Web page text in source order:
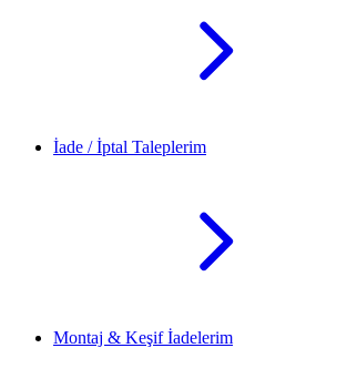
İade / İptal Taleplerim
Montaj & Keşif İadelerim